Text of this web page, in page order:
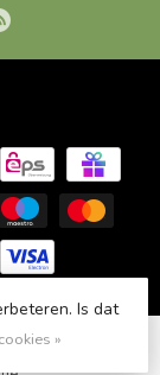
Is dat
»
Is dat
»